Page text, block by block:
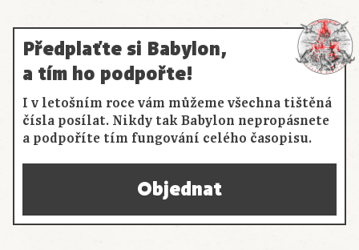
Předplaťte si Babylon,
a tím ho podpořte!
I v letošním roce vám můžeme všechna tištěná
čísla posílat. Nikdy tak Babylon nepropásnete
a podpoříte tím fungování celého časopisu.
Objednat